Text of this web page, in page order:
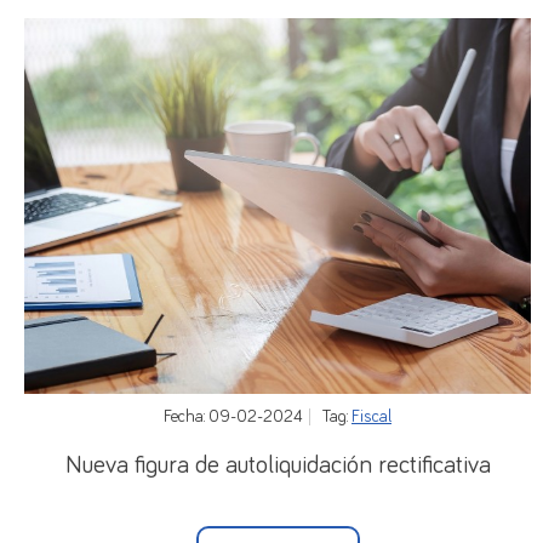
Fecha: 09-02-2024 Tag: Fiscal
Nueva figura de autoliquidación rectificativa